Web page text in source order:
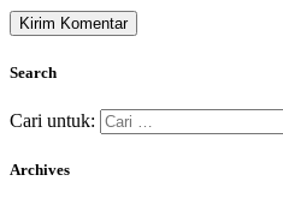
Search
Cari untuk:
Archives